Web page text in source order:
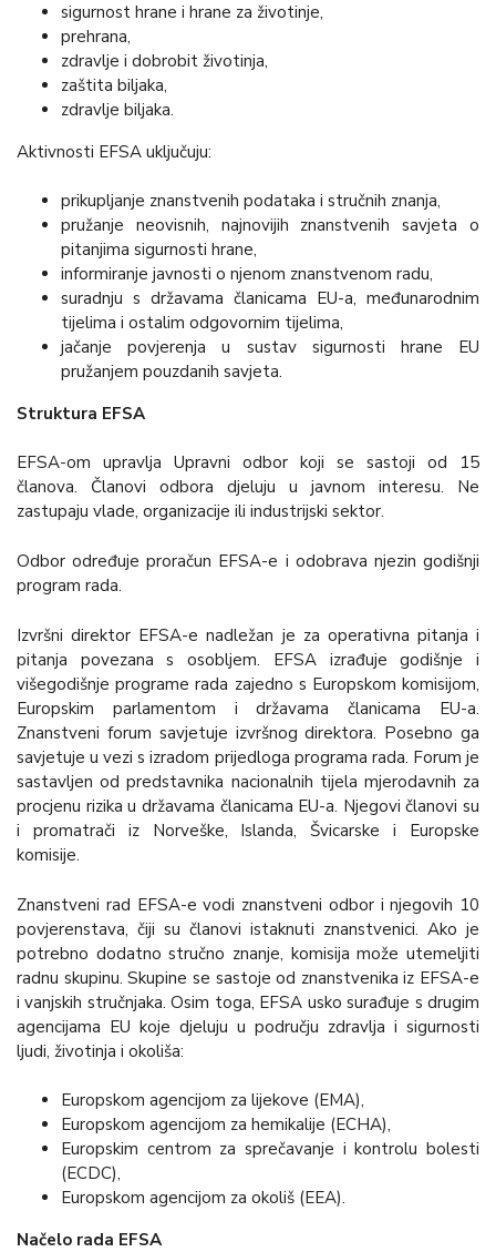
sigurnost hrane i hrane za životinje,
prehrana,
zdravlje i dobrobit životinja,
zaštita biljaka,
zdravlje biljaka.
Aktivnosti EFSA uključuju:
prikupljanje znanstvenih podataka i stručnih znanja,
pružanje neovisnih, najnovijih znanstvenih savjeta o
pitanjima sigurnosti hrane,
informiranje javnosti o njenom znanstvenom radu,
suradnju s državama članicama EU-a, međunarodnim
tijelima i ostalim odgovornim tijelima,
jačanje povjerenja u sustav sigurnosti hrane EU
pružanjem pouzdanih savjeta.
Struktura EFSA
EFSA-om upravlja Upravni odbor koji se sastoji od 15
članova. Članovi odbora djeluju u javnom interesu. Ne
zastupaju vlade, organizacije ili industrijski sektor.
Odbor određuje proračun EFSA-e i odobrava njezin godišnji
program rada.
Izvršni direktor EFSA-e nadležan je za operativna pitanja i
pitanja povezana s osobljem. EFSA izrađuje godišnje i
višegodišnje programe rada zajedno s Europskom komisijom,
Europskim parlamentom i državama članicama EU-a.
Znanstveni forum savjetuje izvršnog direktora. Posebno ga
savjetuje u vezi s izradom prijedloga programa rada. Forum je
sastavljen od predstavnika nacionalnih tijela mjerodavnih za
procjenu rizika u državama članicama EU-a. Njegovi članovi su
i promatrači iz Norveške, Islanda, Švicarske i Europske
komisije.
Znanstveni rad EFSA-e vodi znanstveni odbor i njegovih 10
povjerenstava, čiji su članovi istaknuti znanstvenici. Ako je
potrebno dodatno stručno znanje, komisija može utemeljiti
radnu skupinu. Skupine se sastoje od znanstvenika iz EFSA-e
i vanjskih stručnjaka. Osim toga, EFSA usko surađuje s drugim
agencijama EU koje djeluju u području zdravlja i sigurnosti
ljudi, životinja i okoliša:
Europskom agencijom za lijekove (EMA),
Europskom agencijom za hemikalije (ECHA),
Europskim centrom za sprečavanje i kontrolu bolesti
(ECDC),
Europskom agencijom za okoliš (EEA).
Načelo rada EFSA